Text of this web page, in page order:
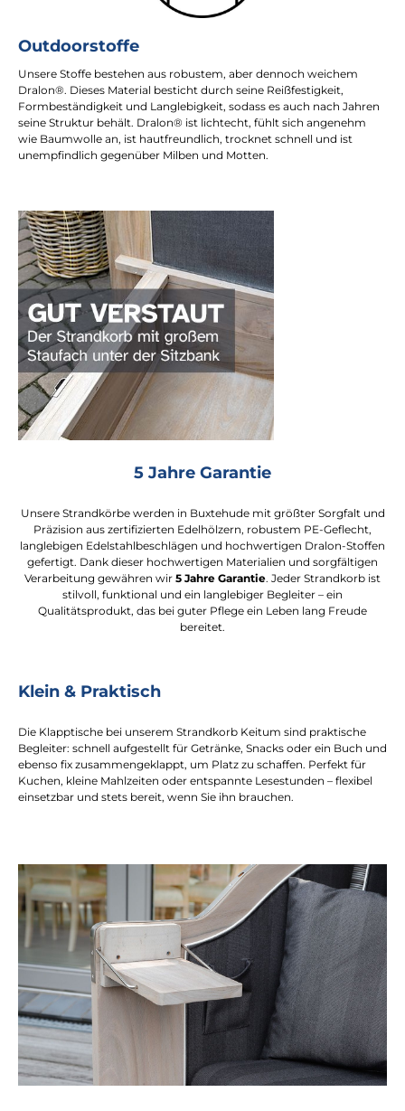
Outdoorstoffe
Unsere Stoffe bestehen aus robustem, aber dennoch weichem
Dralon®. Dieses Material besticht durch seine Reißfestigkeit,
Formbeständigkeit und Langlebigkeit, sodass es auch nach Jahren
seine Struktur behält. Dralon® ist lichtecht, fühlt sich angenehm
wie Baumwolle an, ist hautfreundlich, trocknet schnell und ist
unempfindlich gegenüber Milben und Motten.
5 Jahre Garantie
Unsere Strandkörbe werden in Buxtehude mit größter Sorgfalt und
Präzision aus zertifizierten Edelhölzern, robustem PE-Geflecht,
langlebigen Edelstahlbeschlägen und hochwertigen Dralon-Stoffen
gefertigt. Dank dieser hochwertigen Materialien und sorgfältigen
Verarbeitung gewähren wir 5 Jahre Garantie. Jeder Strandkorb ist
stilvoll, funktional und ein langlebiger Begleiter – ein
Qualitätsprodukt, das bei guter Pflege ein Leben lang Freude
bereitet.
Klein & Praktisch
Die Klapptische bei unserem Strandkorb Keitum sind praktische
Begleiter: schnell aufgestellt für Getränke, Snacks oder ein Buch und
ebenso fix zusammengeklappt, um Platz zu schaffen. Perfekt für
Kuchen, kleine Mahlzeiten oder entspannte Lesestunden – flexibel
einsetzbar und stets bereit, wenn Sie ihn brauchen.